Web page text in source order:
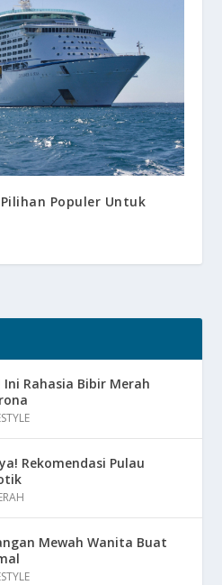
Populer Untuk
Rahasia Bibir Merah
Rekomendasi Pulau
Mewah Wanita Buat